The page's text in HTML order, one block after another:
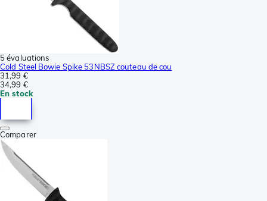
5 évaluations
Cold Steel Bowie Spike 53NBSZ couteau de cou
31,99 €
34,99 €
En stock
Comparer